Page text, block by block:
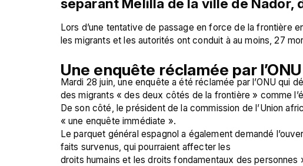
séparant Melilla de la ville de Nador,
Lors d’une tentative de passage en force de la frontière
les migrants et les autorités ont conduit à au moins, 27
Une enquête réclamée par l’ONU
Mardi 28 juin, une enquête a été réclamée par l’ONU qui
des migrants « des deux côtés de la frontière » comme
De son côté, le président de la commission de l’Union
« une enquête immédiate ».
Le parquet général espagnol a également demandé
faits survenus, qui pourraient affecter les
droits humains et les droits fondamentaux des personnes